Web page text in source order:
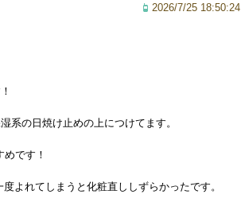
2026/7/25 18:50:24
系の日焼け止めの上につけてます。
です！
よれてしまうと化粧直ししずらかったです。